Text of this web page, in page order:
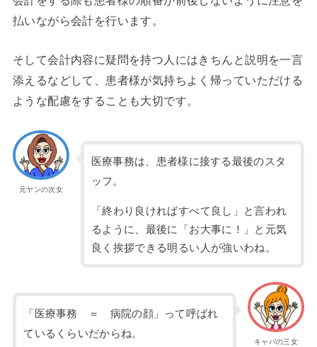
払いながら会計を行います。
そして会計内容に疑問を持つ人にはきちんと説明を一言
添えるなどして、患者様が気持ちよく帰っていただける
ような配慮をすることも大切です。
元ヤンの次女
医療事務は、患者様に接する最後のスタ
ッフ。
「終わり良ければすべて良し」と言われ
るように、最後に「お大事に！」と元気
良く挨拶できる明るい人が強いわね。
キャバの三女
「医療事務 ＝ 病院の顔」って呼ばれ
ているくらいだからね。